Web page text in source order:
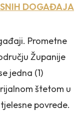
DOGAĐAJA
Prometne
Županije
jedna (1)
štetom u
povrede.